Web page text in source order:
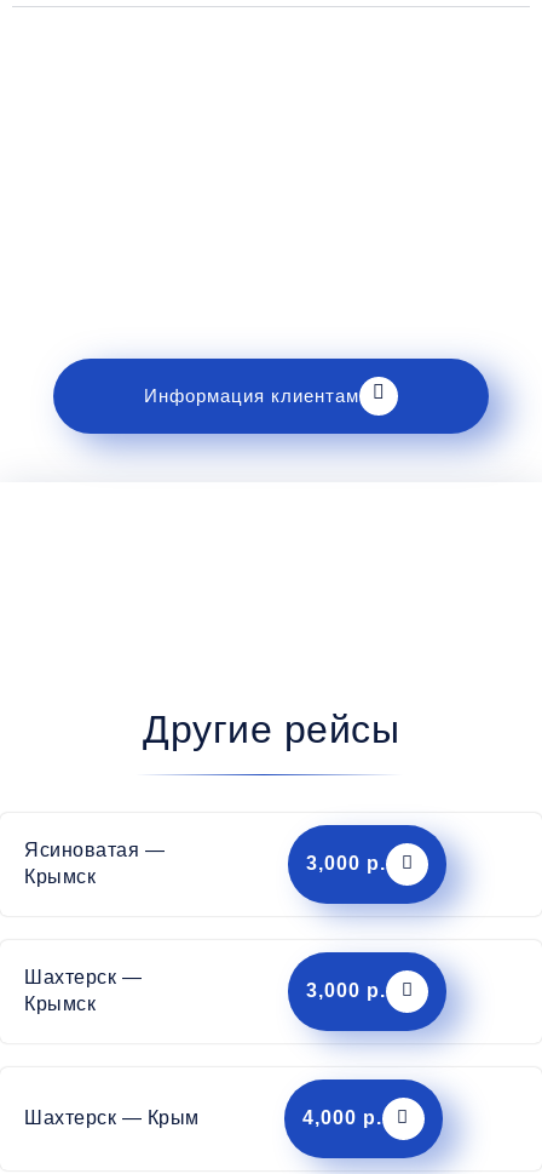
Информация клиентам
Другие рейсы
Ясиноватая —
Крымск
3,000 р.
Шахтерск —
Крымск
3,000 р.
Шахтерск — Крым 4,000 р.